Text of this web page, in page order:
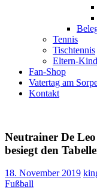
Tennis
Tischtennis
Eltern-
Fan-Shop
Vatertag am
Kontakt
Neutrainer De
besiegt den
18. November 2019
Fußball